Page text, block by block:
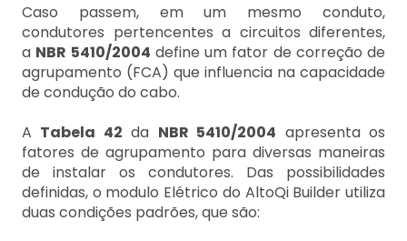
Caso passem, em um mesmo conduto,
condutores pertencentes a circuitos diferentes,
a NBR 5410/2004 define um fator de correção de
agrupamento (FCA) que influencia na capacidade
de condução do cabo.
A Tabela 42 da NBR 5410/2004 apresenta os
fatores de agrupamento para diversas maneiras
de instalar os condutores. Das possibilidades
definidas, o modulo Elétrico do AltoQi Builder utiliza
duas condições padrões, que são: